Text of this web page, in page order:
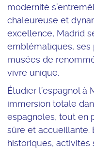
modernité
chaleureuse et
excellence, Madrid
emblématiques, ses
musées de
vivre unique.
Étudier l’espagnol à
immersion totale
espagnoles, tout en
sûre et accueillante.
historiques,